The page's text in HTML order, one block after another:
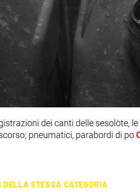
dei canti delle sesolòte,
pneumatici, parabordi di po
DELLA STESSA CATEGORIA